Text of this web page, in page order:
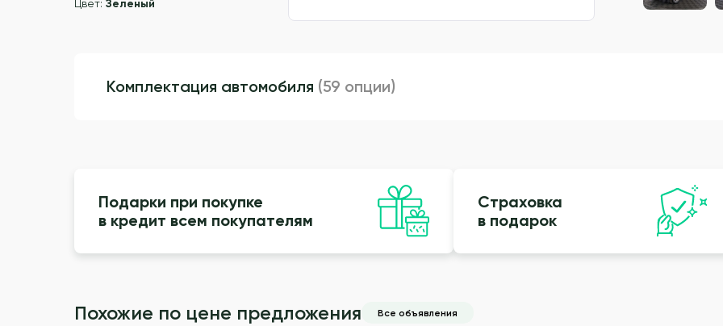
Цвет: Зеленый
Комплектация автомобиля (59 опции)
Подарки при покупке
в кредит всем покупателям
Страховка
в подарок
Похожие по цене предложения Все объявления